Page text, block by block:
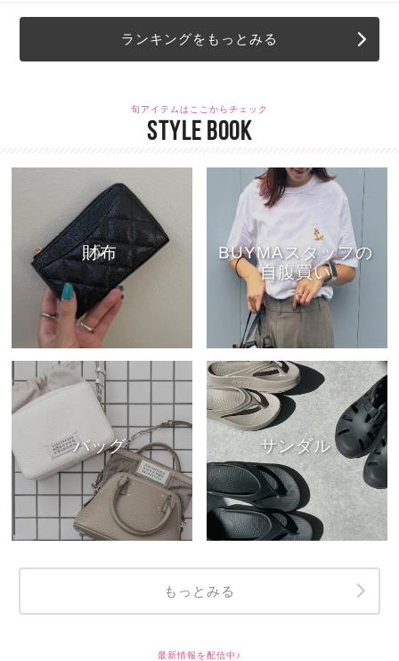
ランキングをもっとみる
旬アイテムはここからチェック
STYLE BOOK
財布
BUYMAスタッフの
自腹買い
バッグ サンダル
もっとみる
最新情報を配信中♪